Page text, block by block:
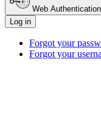
Web Authentication
Log in
Forgot your
Forgot your